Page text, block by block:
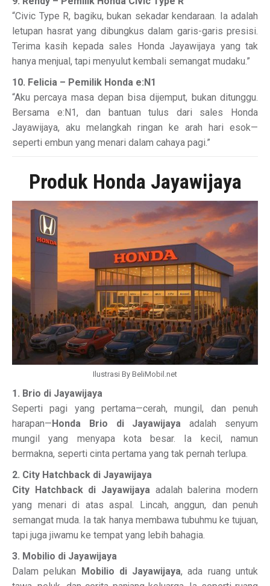
“Civic Type R, bagiku, bukan sekadar kendaraan. Ia adalah
letupan hasrat yang dibungkus dalam garis-garis presisi.
Terima kasih kepada sales Honda Jayawijaya yang tak
hanya menjual, tapi menyulut kembali semangat mudaku.”
10. Felicia – Pemilik Honda e:N1
“Aku percaya masa depan bisa dijemput, bukan ditunggu.
Bersama e:N1, dan bantuan tulus dari sales Honda
Jayawijaya, aku melangkah ringan ke arah hari esok—
seperti embun yang menari dalam cahaya pagi.”
Produk Honda Jayawijaya
Ilustrasi By BeliMobil.net
1. Brio di Jayawijaya
Seperti pagi yang pertama—cerah, mungil, dan penuh
harapan—Honda Brio di Jayawijaya adalah senyum
mungil yang menyapa kota besar. Ia kecil, namun
bermakna, seperti cinta pertama yang tak pernah terlupa.
2. City Hatchback di Jayawijaya
City Hatchback di Jayawijaya adalah balerina modern
yang menari di atas aspal. Lincah, anggun, dan penuh
semangat muda. Ia tak hanya membawa tubuhmu ke tujuan,
tapi juga jiwamu ke tempat yang lebih bahagia.
3. Mobilio di Jayawijaya
Dalam pelukan Mobilio di Jayawijaya, ada ruang untuk